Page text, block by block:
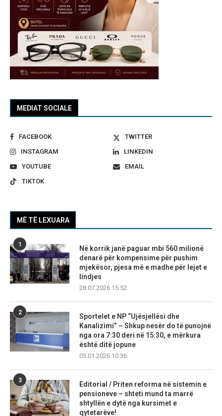
MEDIAT SOCIALE
FACEBOOK
TWITTER
INSTAGRAM
LINKEDIN
YOUTUBE
EMAIL
TIKTOK
MË TË LEXUARA
1
Në korrik janë paguar mbi 560 milionë
denarë për kompensime për pushim
mjekësor, pjesa më e madhe për lejet e
lindjes
28.07.2026 15:52
2
Sportelet e NP “Ujësjellësi dhe
Kanalizimi” – Shkup nesër do të punojnë
nga ora 7:30 deri në 15:30, e mërkura
është ditë jopune
05.01.2026 10:36
3
Editorial / Priten reforma në sistemin e
pensioneve – shteti mund ta marrë
shtyllën e dytë nga kursimet e
qytetarëve!